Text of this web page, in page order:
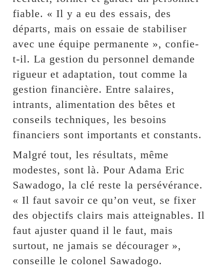
fiable. « Il y a eu des essais, des
départs, mais on essaie de stabiliser
avec une équipe permanente », confie-
t-il. La gestion du personnel demande
rigueur et adaptation, tout comme la
gestion financière. Entre salaires,
intrants, alimentation des bêtes et
conseils techniques, les besoins
financiers sont importants et constants.
Malgré tout, les résultats, même
modestes, sont là. Pour Adama Eric
Sawadogo, la clé reste la persévérance.
« Il faut savoir ce qu’on veut, se fixer
des objectifs clairs mais atteignables. Il
faut ajuster quand il le faut, mais
surtout, ne jamais se décourager »,
conseille le colonel Sawadogo.